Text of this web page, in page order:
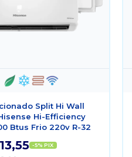
Split Hi Wall
Hi-Efficiency
Btus Frio 220v R-32
-5% PIX